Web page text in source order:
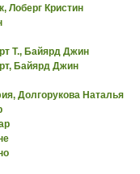
Лоберг Кристин
Т., Байярд Джин
Байярд Джин
Долгорукова Наталья